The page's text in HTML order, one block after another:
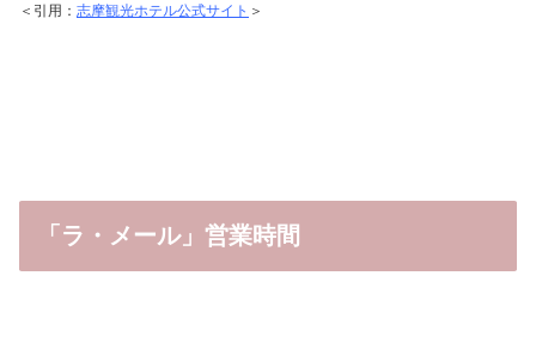
＜引用： 志摩観光ホテル公式サイト ＞
「ラ・メール」営業時間